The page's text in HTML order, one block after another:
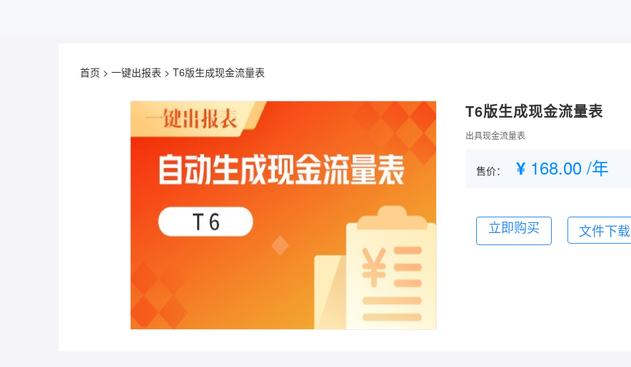
首页 > 一键出报表 > T6版生成现金流量表
T6版生成现金流量表
出具现金流量表
售价： ¥ 168.00 /年
立即购买 文件下载